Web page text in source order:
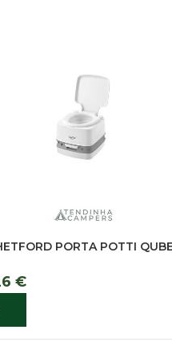
PORTA POTTI
€